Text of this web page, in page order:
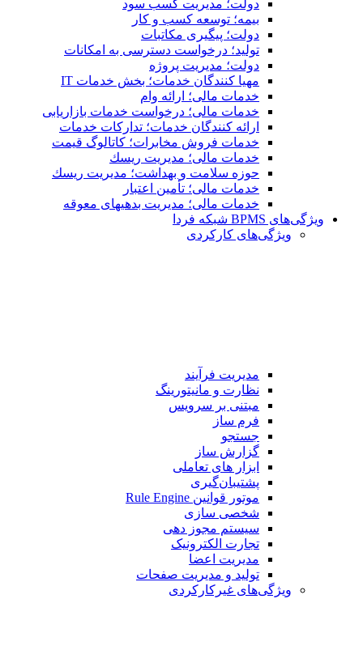
دولت؛ مدیریت کسب سود
بیمه؛ توسعه کسب و کار
دولت؛ پیگیری مکاتبات
تولید؛ درخواست دسترسی به امكانات
دولت؛ مدیریت پروژه
مهیا کنندگان خدمات؛ بخش خدمات IT
خدمات مالی؛ ارائه وام
خدمات مالی؛ درخواست خدمات بازاریابی
ارائه کنندگان خدمات؛ تدارکات خدمات
خدمات فروش مخابرات؛ کاتالوگ قیمت
خدمات مالی؛ مدیریت ریسك
حوزه سلامت و بهداشت؛ مدیریت ریسك
خدمات مالی؛ تأمین اعتبار
خدمات مالی؛ مدیریت بدهیهاى معوقه
ویژگی‌های BPMS شبکه فردا
ویژگی‌های كاركردی
مدیریت فرآیند
نظارت و مانیتورینگ
مبتنی بر سرویس
فرم ساز
جستجو
گزارش ساز
ابزار های تعاملی
پشتیبان‌گیری
موتور قوانین Rule Engine
شخصی سازی
سیستم مجوز دهی
تجارت الکترونیک
مدیریت اعضا
تولید و مدیریت صفحات
ویژگی‌های غیرکارکردی